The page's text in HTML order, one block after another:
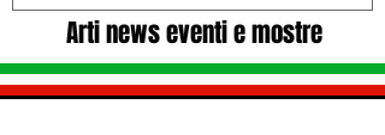
Arti news eventi e mostre